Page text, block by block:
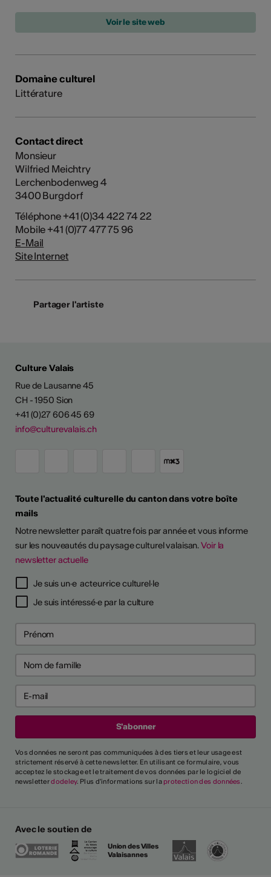
D'ARTISTES
Domaine culturel
Littérature
Contact direct
Monsieur
Wilfried Meichtry
Lerchenbodenweg 4
3400 Burgdorf
Téléphone +41 (0)34 422 74 22
Mobile +41 (0)77 477 75 96
E-Mail
Site Internet
Partager l'artiste
Culture Valais
Rue de Lausanne 45
CH - 1950 Sion
+41 (0)27 606 45 69
info@culturevalais.ch
Toute l'actualité culturelle du canton dans votre boîte
mails
Notre newsletter paraît quatre fois par année et vous informe
sur les nouveautés du paysage culturel valaisan.Voir la
newsletter actuelle
Je suis un·e acteur·rice culturel·le
Je suis intéressé·e par la culture
Vos données ne seront pas communiquées à des tiers et leur usage est
strictement réservé à cette newsletter. En utilisant ce formulaire, vous
acceptez le stockage et le traitement de vos données par le logiciel de
newsletterdodeley. Plus d'informations sur la protection des données.
Avec le soutien de
Union des Villes
Valaisannes